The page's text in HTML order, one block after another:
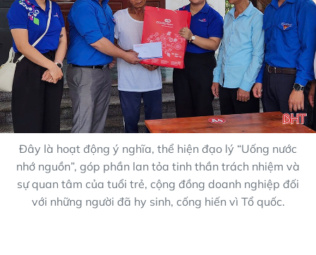
Đây là hoạt động ý nghĩa, thể hiện đạo lý “Uống nước
nhớ nguồn”, góp phần lan tỏa tinh thần trách nhiệm và
sự quan tâm của tuổi trẻ, cộng đồng doanh nghiệp đối
với những người đã hy sinh, cống hiến vì Tổ quốc.